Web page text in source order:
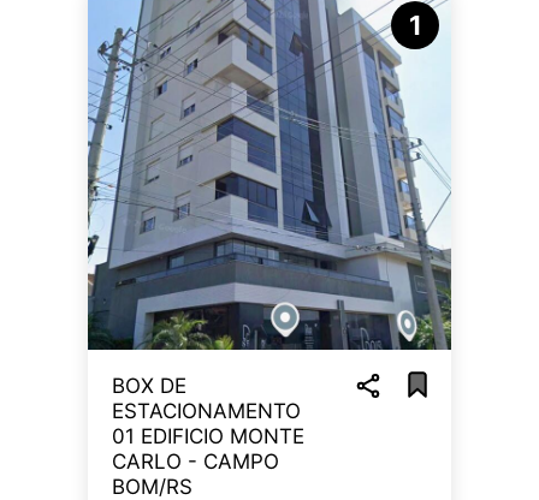
1
BOX DE
ESTACIONAMENTO
01 EDIFICIO MONTE
CARLO - CAMPO
BOM/RS